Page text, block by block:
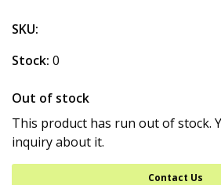
SKU:
Stock: 0
Out of stock
This product has run out of stock.
inquiry about it.
Contact Us